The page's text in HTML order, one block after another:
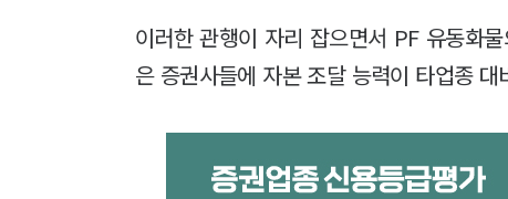
이러한 관행이 자리 잡으면서 PF 유동화
은 증권사들에 자본 조달 능력이 타업종